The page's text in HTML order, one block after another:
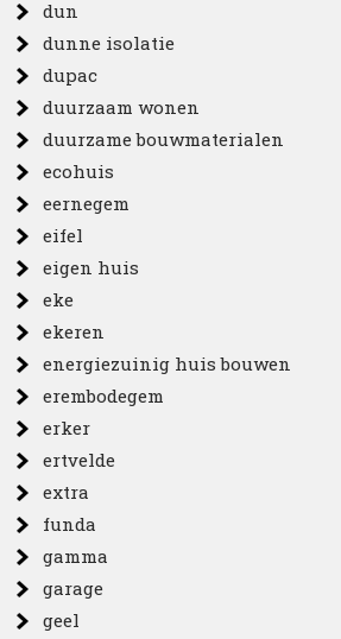
dun
dunne isolatie
dupac
duurzaam wonen
duurzame bouwmaterialen
ecohuis
eernegem
eifel
eigen huis
eke
ekeren
energiezuinig huis bouwen
erembodegem
erker
ertvelde
extra
funda
gamma
garage
geel